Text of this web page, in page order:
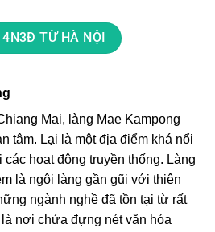
TỪ HÀ NỘI
Mai, làng Mae Kampong
tâm. Lại là một địa điểm khá nổi
hoạt động truyền thống. Làng
là ngôi làng gần gũi với thiên
ngành nghề đã tồn tại từ rất
nơi chứa đựng nét văn hóa